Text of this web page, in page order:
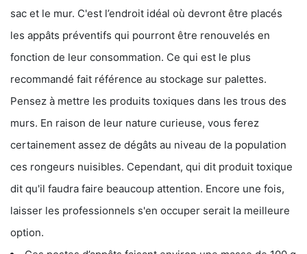
sac et le mur. C'est l’endroit idéal où devront être placés
les appâts préventifs qui pourront être renouvelés en
fonction de leur consommation. Ce qui est le plus
recommandé fait référence au stockage sur palettes.
Pensez à mettre les produits toxiques dans les trous des
murs. En raison de leur nature curieuse, vous ferez
certainement assez de dégâts au niveau de la population
ces rongeurs nuisibles. Cependant, qui dit produit toxique
dit qu'il faudra faire beaucoup attention. Encore une fois,
laisser les professionnels s'en occuper serait la meilleure
option.